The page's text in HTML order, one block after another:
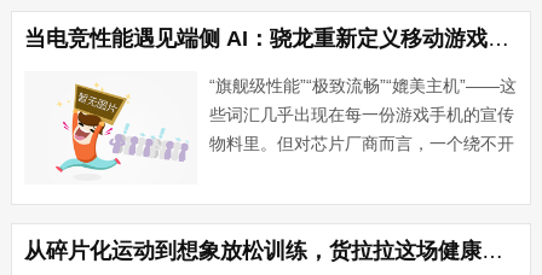
积、复发性白斑定制组合方案，摒弃···...
当电竞性能遇见端侧 AI：骁龙重新定义移动游戏的体验与生产方式
“旗舰级性能”“极致流畅”“媲美主机”——这
些词汇几乎出现在每一份游戏手机的宣传
物料里。但对芯片厂商而言，一个绕不开
真正转化成玩家指尖能够感知的确定感？
玩家真正在意的，是团战中的帧率会不会
突然波动，触控反···...
从碎片化运动到想象放松训练，货拉拉这场健康大讲堂干货满满